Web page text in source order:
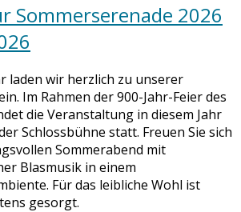
Sommerserenade 2026
laden wir herzlich zu unserer
Im Rahmen der 900-Jahr-Feier des
die Veranstaltung in diesem Jahr
Schlossbühne statt. Freuen Sie sich
Sommerabend mit
Blasmusik in einem
Für das leibliche Wohl ist
gesorgt.